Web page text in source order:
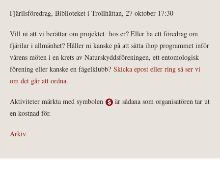
Fjärilsföredrag, Biblioteket i Trollhättan, 27 oktober 17:30
Vill ni att vi berättar om projektet hos er? Eller ha ett föredrag om
fjärilar i allmänhet? Håller ni kanske på att sätta ihop programmet inför
vårens möten i en krets av Naturskyddsföreningen, ett entomologisk
förening eller kanske en fågelklubb? Skicka epost eller ring så ser vi
om det går att ordna.
Aktiviteter märkta med symbolen
är sådana som organisatören tar ut
en kostnad för.
Arkiv